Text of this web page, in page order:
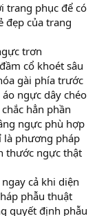
trang phục để có
đẹp của trang
trơn
cổ khoét sâu
gài phía trước
ngực dây chéo
hẳn phần
ngực phù hợp
là phương pháp
thước ngực thật
cả khi diện
phẫu thuật
quyết định phẫu